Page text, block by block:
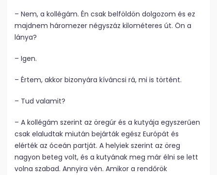
– Nem, a kollégám. Én csak belföldön dolgozom és ez
majdnem háromezer négyszáz kilométeres út. Ön a
lánya?
– Igen.
– Értem, akkor bizonyára kíváncsi rá, mi is történt.
– Tud valamit?
– A kollégám szerint az öregúr és a kutyája egyszerűen
csak elaludtak miután bejárták egész Európát és
elérték az óceán partját. A helyiek szerint az öreg
nagyon beteg volt, és a kutyának meg már élni se lett
volna szabad. Annyira vén. Amikor a rendőrök